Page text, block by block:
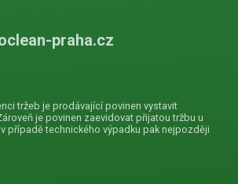
praha.cz
tržeb je prodávající povinen vystavit
je povinen zaevidovat přijatou tržbu u
případě technického výpadku pak nejpozději